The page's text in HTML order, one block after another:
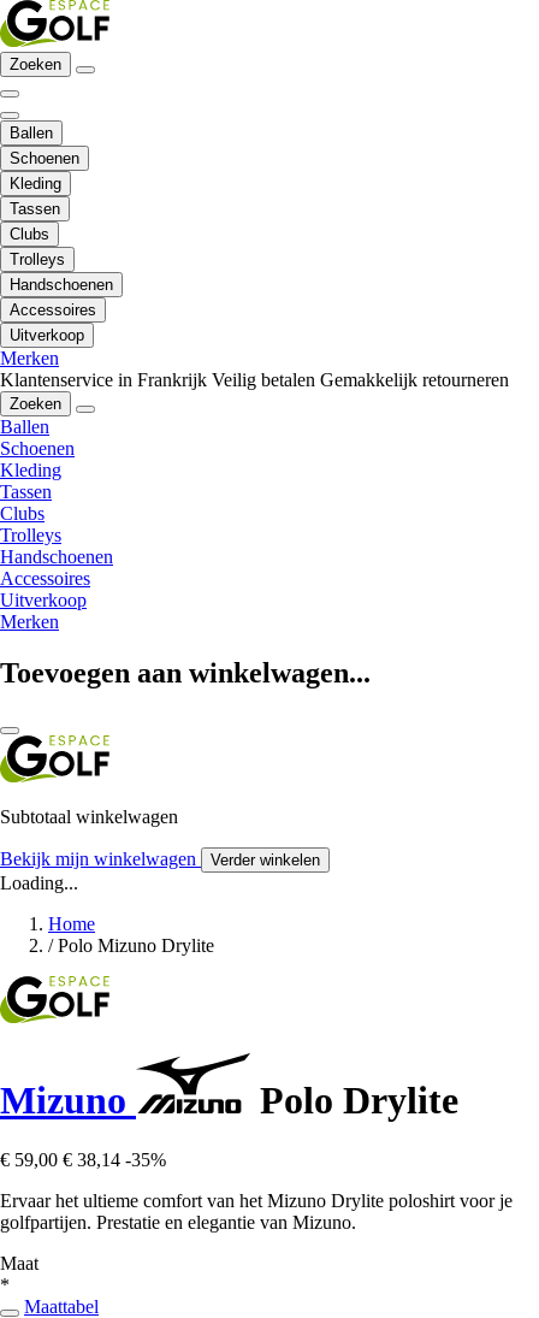
Zoeken
Ballen
Schoenen
Kleding
Tassen
Clubs
Trolleys
Handschoenen
Accessoires
Uitverkoop
Merken
Klantenservice in Frankrijk Veilig betalen Gemakkelijk retourneren
Zoeken
Ballen
Schoenen
Kleding
Tassen
Clubs
Trolleys
Handschoenen
Accessoires
Uitverkoop
Merken
Toevoegen aan winkelwagen...
Subtotaal winkelwagen
Bekijk mijn winkelwagen Verder winkelen
Loading...
Home
/ Polo Mizuno Drylite
Mizuno Polo Drylite
€ 59,00 € 38,14 -35%
Ervaar het ultieme comfort van het Mizuno Drylite poloshirt voor je
golfpartijen. Prestatie en elegantie van Mizuno.
Maat
*
Maattabel